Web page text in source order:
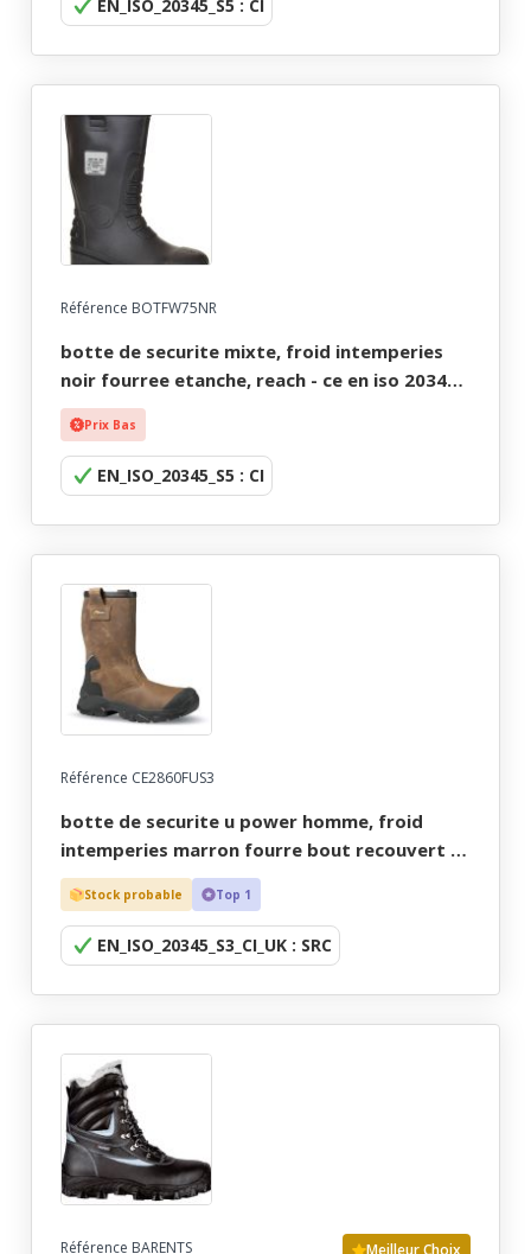
EN_ISO_20345_S5 : CI
Référence BOTFW75NR
botte de securite mixte, froid intemperies
noir fourree etanche, reach - ce en iso 20345
s5 cl - 36/49
Prix Bas
EN_ISO_20345_S5 : CI
Référence CE2860FUS3
botte de securite u power homme, froid
intemperies marron fourre bout recouvert -
ce en iso 20345 s3 ci src uk - 38/47
Stock probable Top 1
EN_ISO_20345_S3_CI_UK : SRC
Référence BARENTS Meilleur Choix